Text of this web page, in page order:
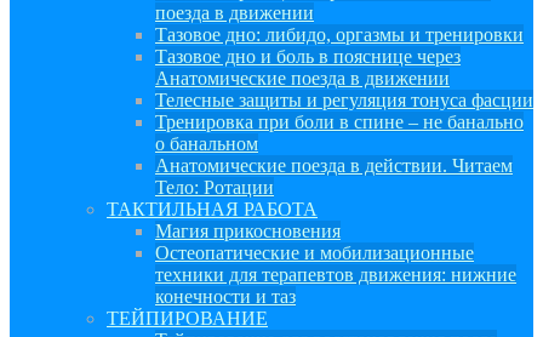
поезда в движении
Тазовое дно: либидо, оргазмы и тренировки
Тазовое дно и боль в пояснице через
Анатомические поезда в движении
Телесные защиты и регуляция тонуса фасции
Тренировка при боли в спине – не банально
о банальном
Анатомические поезда в действии. Читаем
Тело: Ротации
ТАКТИЛЬНАЯ РАБОТА
Магия прикосновения
Остеопатические и мобилизационные
техники для терапевтов движения: нижние
конечности и таз
ТЕЙПИРОВАНИЕ